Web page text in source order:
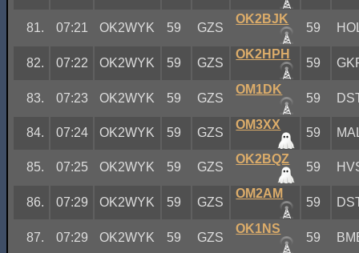
81. 07:21 OK2WYK 59 GZS
OK2BJK
59
82. 07:22 OK2WYK 59 GZS
OK2HPH
59
83. 07:23 OK2WYK 59 GZS
OM1DK
59
84. 07:24 OK2WYK 59 GZS
OM3XX
59
85. 07:25 OK2WYK 59 GZS
OK2BQZ
59
86. 07:29 OK2WYK 59 GZS
OM2AM
59
87. 07:29 OK2WYK 59 GZS
OK1NS
59